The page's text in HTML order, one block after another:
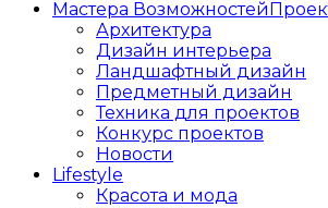
Мастера Возможностей
Архитектура
Дизайн интерьера
Ландшафтный дизайн
Предметный дизайн
Техника для проектов
Конкурс проектов
Новости
Lifestyle
Красота и мода